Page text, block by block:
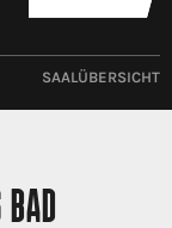
SAALÜBERSICHT